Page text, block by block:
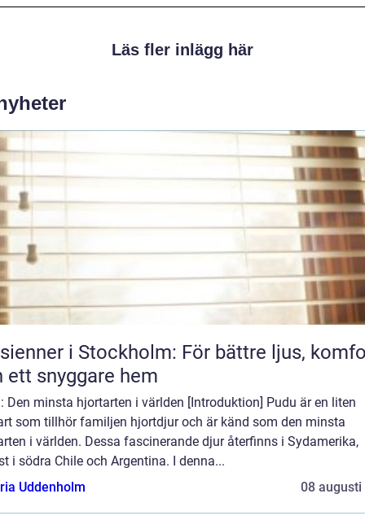
Läs fler inlägg här
i Stockholm: För bättre ljus,
ett snyggare hem
Den minsta hjortarten i världen [Introduktion] Pudu är en liten
som tillhör familjen hjortdjur och är känd som den minsta
i världen. Dessa fascinerande djur återfinns i Sydamerika,
i södra Chile och Argentina. I denna...
Uddenholm
08 augusti